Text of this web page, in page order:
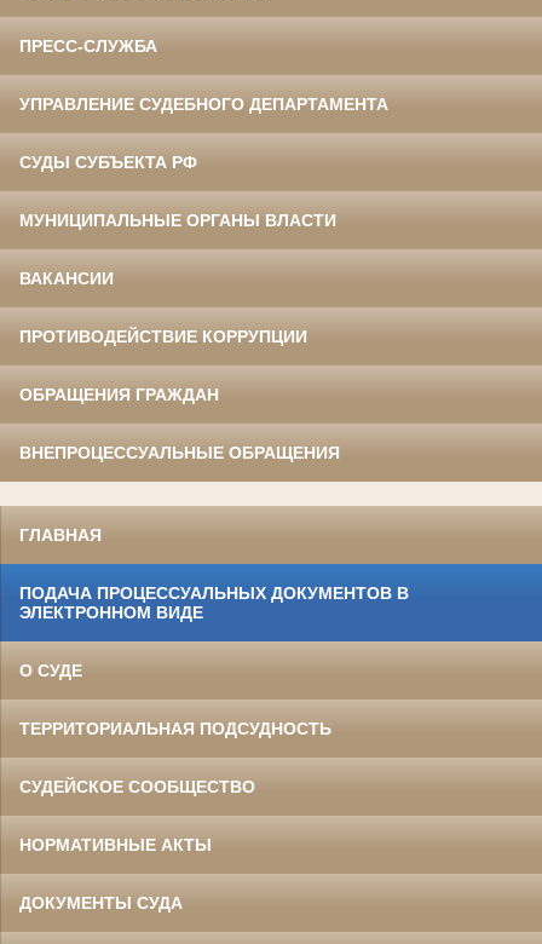
ПРЕСС-СЛУЖБА
УПРАВЛЕНИЕ СУДЕБНОГО ДЕПАРТАМЕНТА
СУДЫ СУБЪЕКТА РФ
МУНИЦИПАЛЬНЫЕ ОРГАНЫ ВЛАСТИ
ВАКАНСИИ
ПРОТИВОДЕЙСТВИЕ КОРРУПЦИИ
ОБРАЩЕНИЯ ГРАЖДАН
ВНЕПРОЦЕССУАЛЬНЫЕ ОБРАЩЕНИЯ
ГЛАВНАЯ
ПОДАЧА ПРОЦЕССУАЛЬНЫХ ДОКУМЕНТОВ В
ЭЛЕКТРОННОМ ВИДЕ
О СУДЕ
ТЕРРИТОРИАЛЬНАЯ ПОДСУДНОСТЬ
СУДЕЙСКОЕ СООБЩЕСТВО
НОРМАТИВНЫЕ АКТЫ
ДОКУМЕНТЫ СУДА